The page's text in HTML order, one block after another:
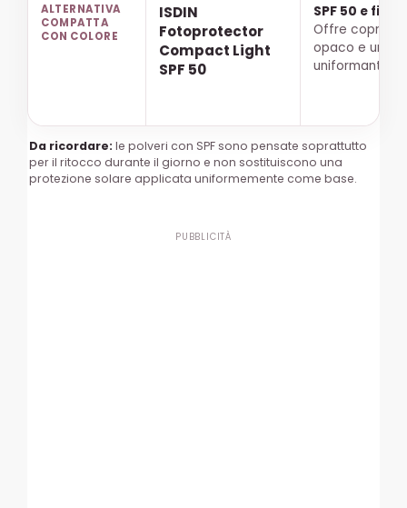
ALTERNATIVA
COMPATTA
CON COLORE
ISDIN
Fotoprotector
Compact Light
SPF 50
SPF 50 e filtri
Offre
opaco e un
uniformante
Da ricordare: le polveri con SPF sono pensate soprattutto
per il ritocco durante il giorno e non sostituiscono una
protezione solare applicata uniformemente come base.
PUBBLICITÀ